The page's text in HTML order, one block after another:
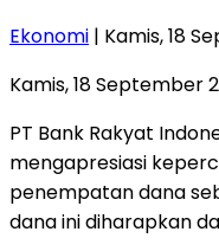
Ekonomi | Kamis, 18
Kamis, 18 September
PT Bank Rakyat
mengapresiasi
penempatan dana
dana ini diharapkan